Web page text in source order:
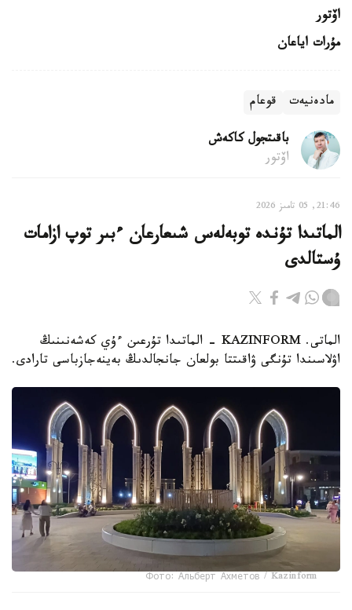
اۆتور
مۇرات اياعان
مادەنيەت قوعام
باقىتجول كاكەش
اۆتور
21:46, 05 تامىز 2026
الماتىدا تۇندە توبەلەس شىعارعان ءبىر توپ ازامات
ۇستالدى
الماتى. KAZINFORM - الماتىدا تۇرعىن ءۇي كەشەنىنىڭ
اۋلاسىندا تۇنگى ۋاقىتتا بولعان جانجالدىڭ بەينەجازباسى تارادى.
Фото: Альберт Ахметов / Kazinform